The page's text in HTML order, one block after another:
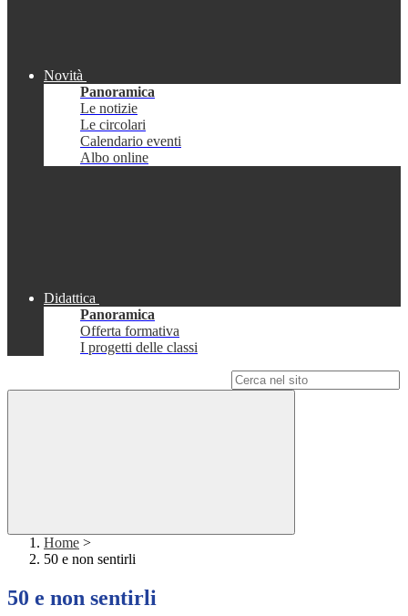
Novità
Panoramica
Le notizie
Le circolari
Calendario eventi
Albo online
Didattica
Panoramica
Offerta formativa
I progetti delle classi
Home >
50 e non sentirli
50 e non sentirli